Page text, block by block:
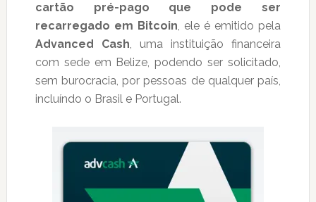
cartão pré-pago que pode ser
recarregado em Bitcoin, ele é emitido pela
Advanced Cash, uma instituição financeira
com sede em Belize, podendo ser solicitado,
sem burocracia, por pessoas de qualquer país,
incluíndo o Brasil e Portugal.